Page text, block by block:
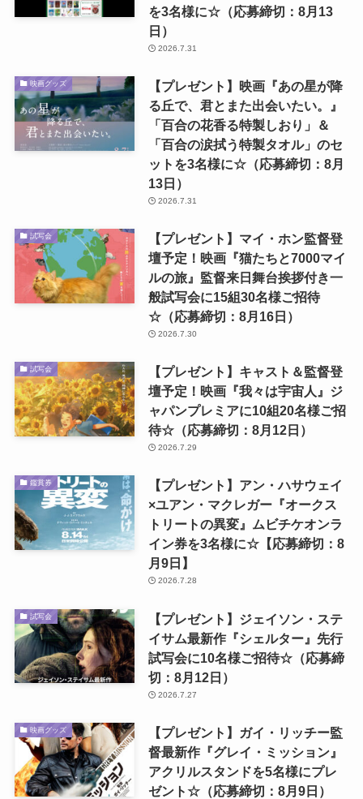
を3名様に☆（応募締切：8月13
日）
2026.7.31
映画グッズ
【プレゼント】映画『あの星が降
る丘で、君とまた出会いたい。』
「百合の花香る特製しおり」＆
「百合の涙拭う特製タオル」のセ
ットを3名様に☆（応募締切：8月
13日）
2026.7.31
試写会
【プレゼント】マイ・ホン監督登
壇予定！映画『猫たちと7000マイ
ルの旅』監督来日舞台挨拶付き一
般試写会に15組30名様ご招待
☆（応募締切：8月16日）
2026.7.30
試写会
【プレゼント】キャスト＆監督登
壇予定！映画『我々は宇宙人』ジ
ャパンプレミアに10組20名様ご招
待☆（応募締切：8月12日）
2026.7.29
鑑賞券
【プレゼント】アン・ハサウェイ
×ユアン・マクレガー『オークス
トリートの異変』ムビチケオンラ
イン券を3名様に☆【応募締切：8
月9日】
2026.7.28
試写会
【プレゼント】ジェイソン・ステ
イサム最新作『シェルター』先行
試写会に10名様ご招待☆（応募締
切：8月12日）
2026.7.27
映画グッズ
【プレゼント】ガイ・リッチー監
督最新作『グレイ・ミッション』
アクリルスタンドを5名様にプレ
ゼント☆（応募締切：8月9日）